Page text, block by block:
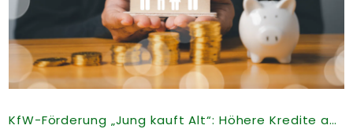
KfW-Förderung „Jung kauft Alt“: Höhere Kredite ab August 2026